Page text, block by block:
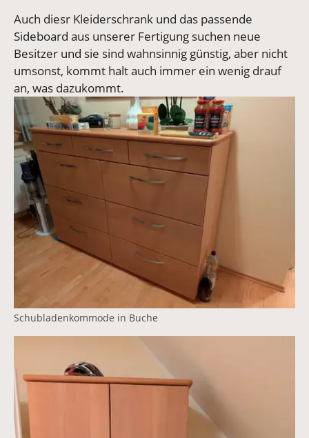
Vergrößerte Version anzeigen
Schubladenkommode in Buche
Auch diesr Kleiderschrank und das passende
Sideboard aus unserer Fertigung suchen neue
Besitzer und sie sind wahnsinnig günstig, aber nicht
umsonst, kommt halt auch immer ein wenig drauf
an, was dazukommt.